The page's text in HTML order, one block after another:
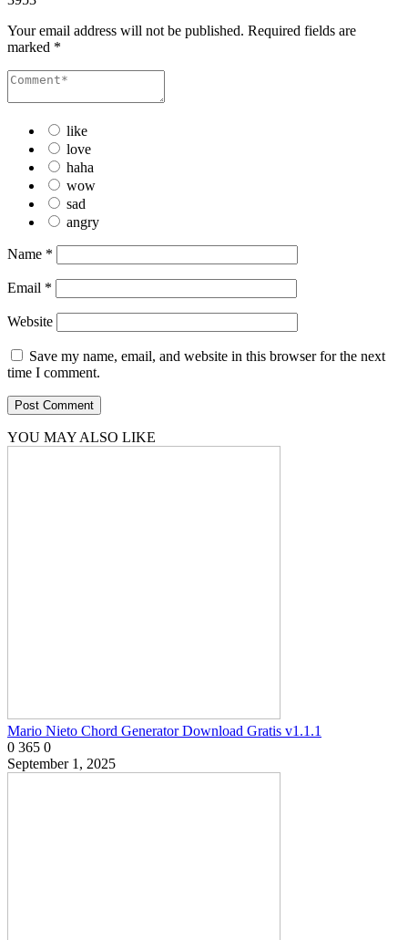
Your email address will not be published. Required fields are
marked *
like
love
haha
wow
sad
angry
Name *
Email *
Website
Save my name, email, and website in this browser for the next
time I comment.
YOU MAY ALSO LIKE
Mario Nieto Chord Generator Download Gratis v1.1.1
0 365 0
September 1, 2025